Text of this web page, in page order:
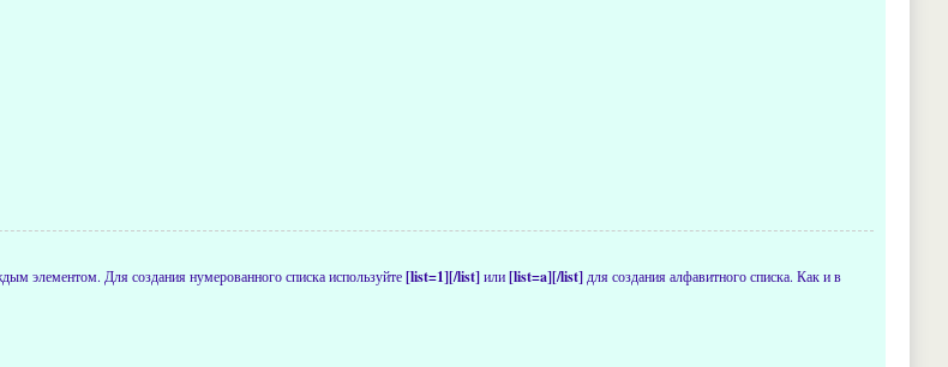
элементом. Для создания нумерованного списка используйте[list=1][/list]или[list=a][/list] для создания алфавитного списка. Как и в